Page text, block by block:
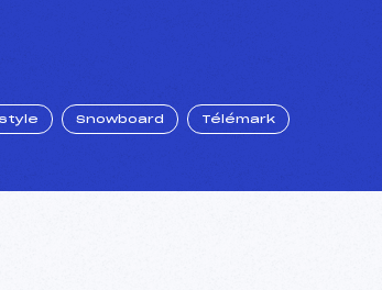
Snowboard Télémark